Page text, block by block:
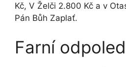
Kč, V Želči 2.800 Kč a v
Pán Bůh Zaplať.
Farní